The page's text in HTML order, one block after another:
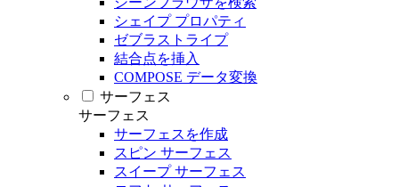
シェイプ プロパティ
ゼブラストライプ
結合点を挿入
COMPOSE データ変換
サーフェス
サーフェス
サーフェスを作成
スピン サーフェス
スイープ サーフェス